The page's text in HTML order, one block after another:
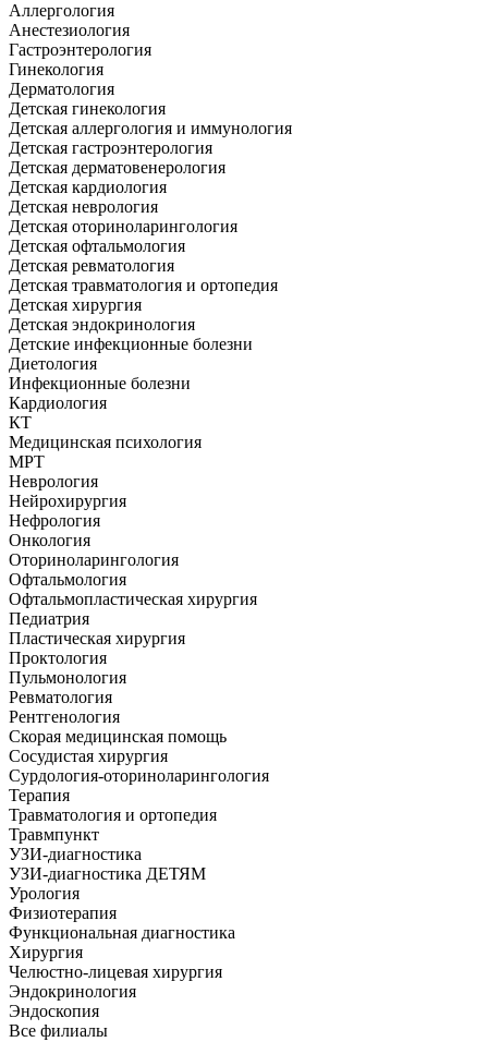
Аллергология
Анестезиология
Гастроэнтерология
Гинекология
Дерматология
Детская гинекология
Детская аллергология и иммунология
Детская гастроэнтерология
Детская дерматовенерология
Детская кардиология
Детская неврология
Детская оториноларингология
Детская офтальмология
Детская ревматология
Детская травматология и ортопедия
Детская хирургия
Детская эндокринология
Детские инфекционные болезни
Диетология
Инфекционные болезни
Кардиология
КТ
Медицинская психология
МРТ
Неврология
Нейрохирургия
Нефрология
Онкология
Оториноларингология
Офтальмология
Офтальмопластическая хирургия
Педиатрия
Пластическая хирургия
Проктология
Пульмонология
Ревматология
Рентгенология
Скорая медицинская помощь
Сосудистая хирургия
Сурдология-оториноларингология
Терапия
Травматология и ортопедия
Травмпункт
УЗИ-диагностика
УЗИ-диагностика ДЕТЯМ
Урология
Физиотерапия
Функциональная диагностика
Хирургия
Челюстно-лицевая хирургия
Эндокринология
Эндоскопия
Все филиалы